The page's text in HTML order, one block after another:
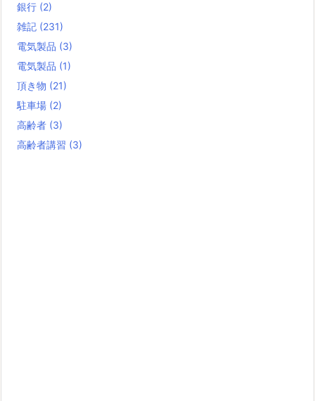
銀行 (2)
雑記 (231)
電気製品 (3)
電気製品 (1)
頂き物 (21)
駐車場 (2)
高齢者 (3)
高齢者講習 (3)